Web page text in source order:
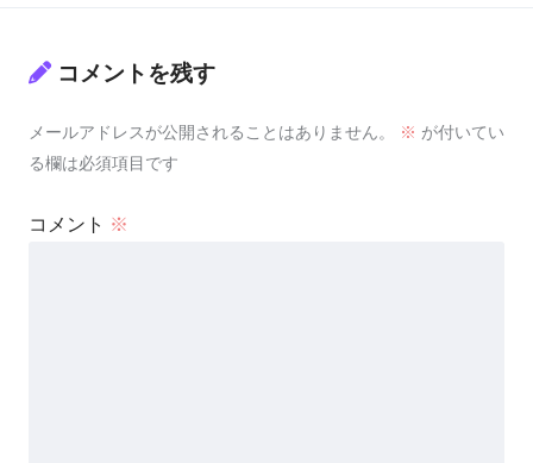
コメントを残す
メールアドレスが公開されることはありません。 ※ が付いてい
る欄は必須項目です
コメント ※